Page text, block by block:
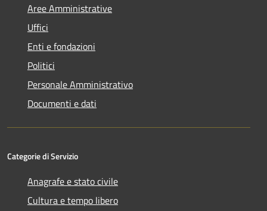
Aree Amministrative
Uffici
Enti e fondazioni
Politici
Personale Amministrativo
Documenti e dati
Categorie di Servizio
Anagrafe e stato civile
Cultura e tempo libero